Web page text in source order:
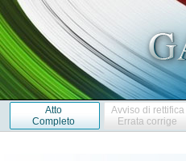
Atto
Completo
Avviso di rettifica
Errata corrige